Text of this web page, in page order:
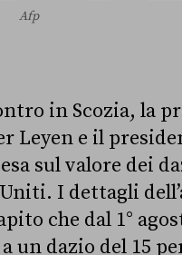
Afp
in Scozia, la
Leyen e il
sul valore dei
I dettagli
che dal 1°
un dazio del 15